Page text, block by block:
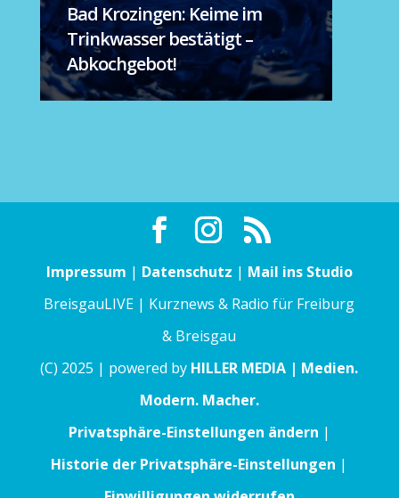
Bad Krozingen: Keime im
Trinkwasser bestätigt –
Abkochgebot!
Impressum | Datenschutz | Mail ins Studio
BreisgauLIVE | Kurznews & Radio für Freiburg
& Breisgau
(C) 2025 | powered by HILLER MEDIA | Medien.
Modern. Macher.
Privatsphäre-Einstellungen ändern |
Historie der Privatsphäre-Einstellungen |